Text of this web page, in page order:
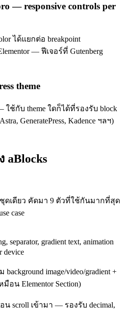
— responsive controls per
ได้แยกต่อ breakpoint
— ฟีเจอร์ที่ Gutenberg
theme
ใช้กับ theme ใดก็ได้ที่รองรับ block
GeneratePress, Kadence ฯลฯ)
aBlocks
ชุดเดียว คัดมา 9 ตัวที่ใช้กันมากที่สุด
case
separator, gradient text, animation
device
background image/video/gradient +
มือน Elementor Section)
อน scroll เข้ามา — รองรับ decimal,